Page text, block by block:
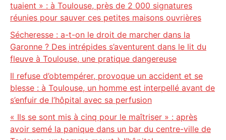
tuaient » : à Toulouse, près de 2 000 signatures
réunies pour sauver ces petites maisons ouvrières
Sécheresse : a-t-on le droit de marcher dans la
Garonne ? Des intrépides s’aventurent dans le lit du
fleuve à Toulouse, une pratique dangereuse
Il refuse d’obtempérer, provoque un accident et se
blesse : à Toulouse, un homme est interpellé avant de
s’enfuir de l’hôpital avec sa perfusion
« Ils se sont mis à cinq pour le maîtriser » : après
avoir semé la panique dans un bar du centre-ville de